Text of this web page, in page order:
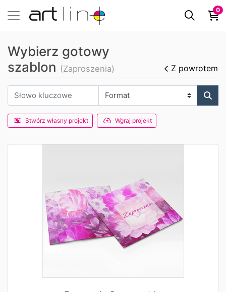
0
Wybierz gotowy
szablon (Zaproszenia) Z powrotem
Stwórz własny projekt Wgraj projekt